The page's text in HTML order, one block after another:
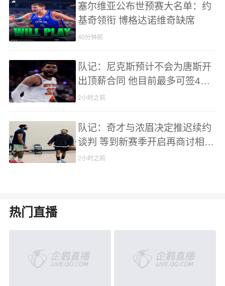
塞尔维亚公布世预赛大名单：约
基奇领衔 博格达诺维奇缺席
40分钟前
队记：尼克斯预计不会为唐斯开
出顶薪合同 他目前最多可签4年
2.72亿
2小时之前
队记：奇才与浓眉决定推迟续约
谈判 等到新赛季开启再商讨相关
事宜
2小时之前
热门直播